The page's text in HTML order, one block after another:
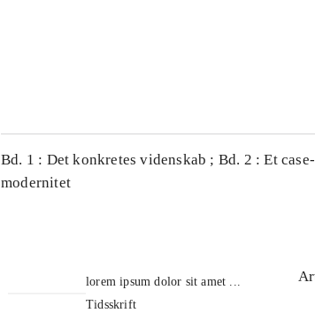
Bd. 1 : Det konkretes videnskab ; Bd. 2 : Et
modernitet
lorem ipsum dolor sit amet ...
Tidsskrift